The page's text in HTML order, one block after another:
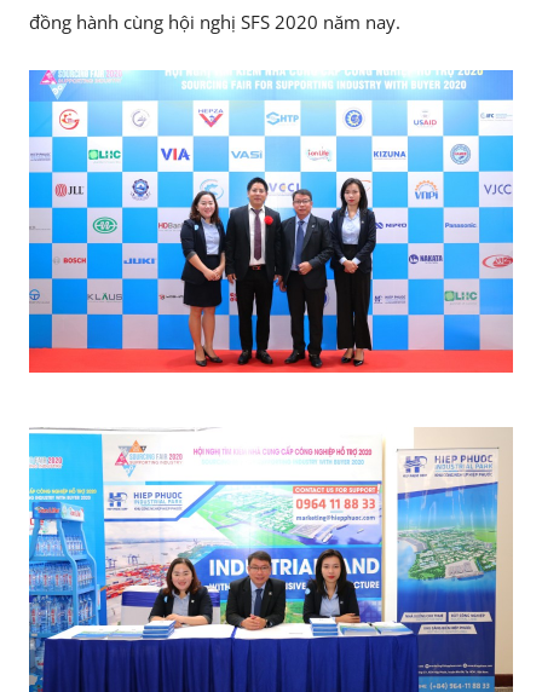
đồng hành cùng hội nghị SFS 2020 năm nay.